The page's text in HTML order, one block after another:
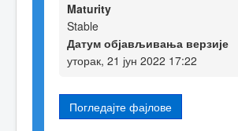
Maturity
Stable
Датум објављивања верзије
уторак, 21 јун 2022 17:22
Погледајте фајлове